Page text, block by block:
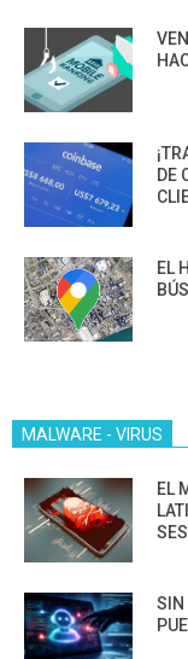
DE
EL
MALWARE - VIRUS
EL
SIN